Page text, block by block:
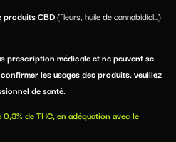
produits CBD(fleurs, huile de cannabidiol...)
prescription médicale et ne peuvent se
les usages des produits, veuillez
de santé.
de THC, en adéquation avec le